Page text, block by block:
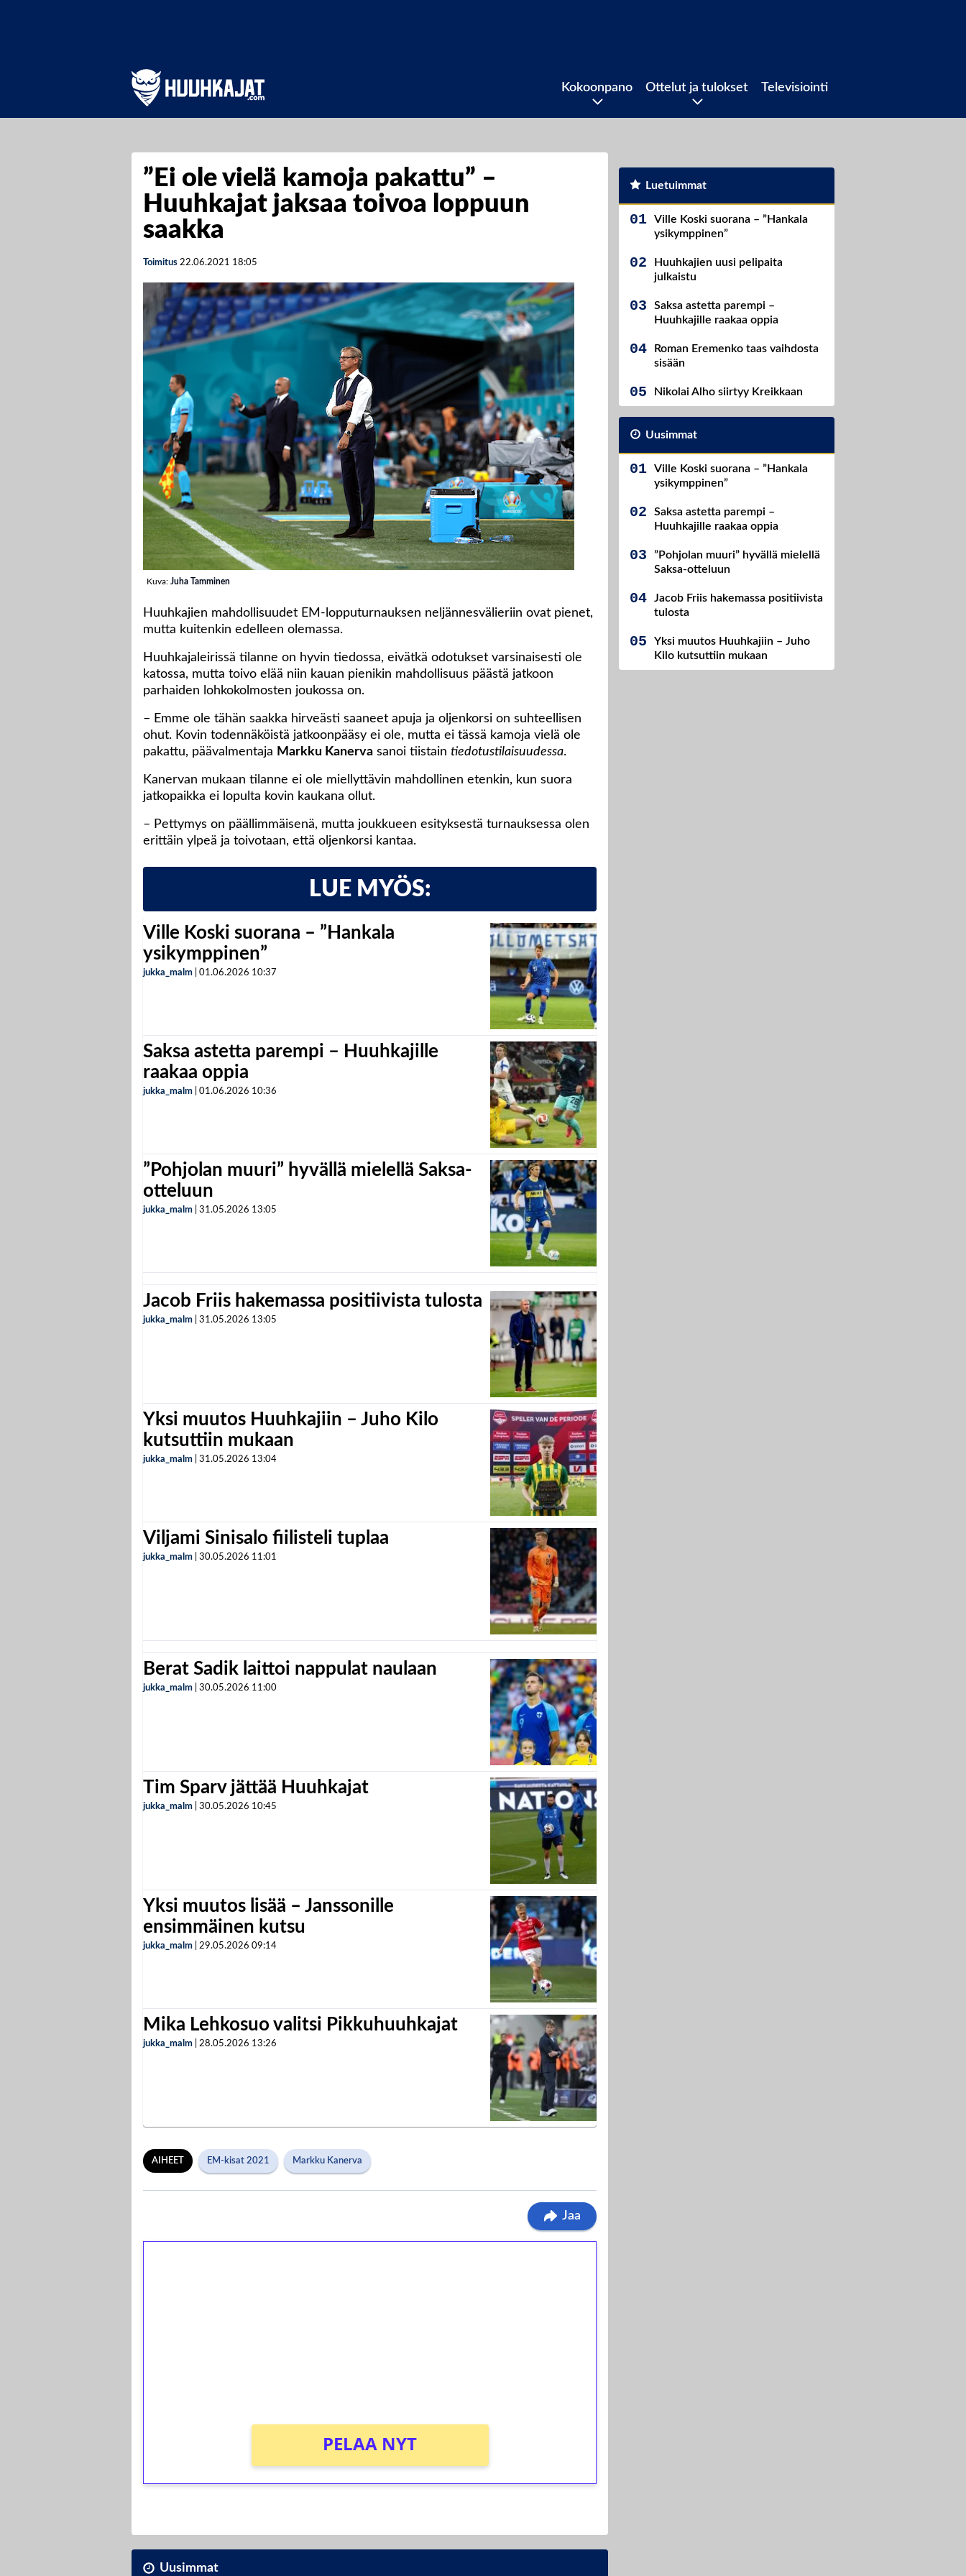
Kokoonpano Ottelut ja tulokset Televisiointi
”Ei ole vielä kamoja pakattu” –
Huuhkajat jaksaa toivoa loppuun
saakka
Toimitus 22.06.2021 18:05
Kuva: Juha Tamminen
Huuhkajien mahdollisuudet EM-lopputurnauksen neljännesvälieriin ovat pienet,
mutta kuitenkin edelleen olemassa.
Huuhkajaleirissä tilanne on hyvin tiedossa, eivätkä odotukset varsinaisesti ole
katossa, mutta toivo elää niin kauan pienikin mahdollisuus päästä jatkoon
parhaiden lohkokolmosten joukossa on.
– Emme ole tähän saakka hirveästi saaneet apuja ja oljenkorsi on suhteellisen
ohut. Kovin todennäköistä jatkoonpääsy ei ole, mutta ei tässä kamoja vielä ole
pakattu, päävalmentaja Markku Kanerva sanoi tiistain tiedotustilaisuudessa.
Kanervan mukaan tilanne ei ole miellyttävin mahdollinen etenkin, kun suora
jatkopaikka ei lopulta kovin kaukana ollut.
– Pettymys on päällimmäisenä, mutta joukkueen esityksestä turnauksessa olen
erittäin ylpeä ja toivotaan, että oljenkorsi kantaa.
LUE MYÖS:
Ville Koski suorana – ”Hankala
ysikymppinen”
jukka_malm 01.06.2026 10:37
Saksa astetta parempi – Huuhkajille
raakaa oppia
jukka_malm 01.06.2026 10:36
”Pohjolan muuri” hyvällä mielellä Saksa-
otteluun
jukka_malm 31.05.2026 13:05
Jacob Friis hakemassa positiivista tulosta
jukka_malm 31.05.2026 13:05
Yksi muutos Huuhkajiin – Juho Kilo
kutsuttiin mukaan
jukka_malm 31.05.2026 13:04
Viljami Sinisalo fiilisteli tuplaa
jukka_malm 30.05.2026 11:01
Berat Sadik laittoi nappulat naulaan
jukka_malm 30.05.2026 11:00
Tim Sparv jättää Huuhkajat
jukka_malm 30.05.2026 10:45
Yksi muutos lisää – Janssonille
ensimmäinen kutsu
jukka_malm 29.05.2026 09:14
Mika Lehkosuo valitsi Pikkuhuuhkajat
jukka_malm 28.05.2026 13:26
AIHEET EM-kisat 2021 Markku Kanerva
Jaa
PELAA NYT
Uusimmat
Luetuimmat
Ville Koski suorana – ”Hankala
ysikymppinen”
Huuhkajien uusi pelipaita
julkaistu
Saksa astetta parempi –
Huuhkajille raakaa oppia
Roman Eremenko taas vaihdosta
sisään
Nikolai Alho siirtyy Kreikkaan
Uusimmat
Ville Koski suorana – ”Hankala
ysikymppinen”
Saksa astetta parempi –
Huuhkajille raakaa oppia
”Pohjolan muuri” hyvällä mielellä
Saksa-otteluun
Jacob Friis hakemassa positiivista
tulosta
Yksi muutos Huuhkajiin – Juho
Kilo kutsuttiin mukaan